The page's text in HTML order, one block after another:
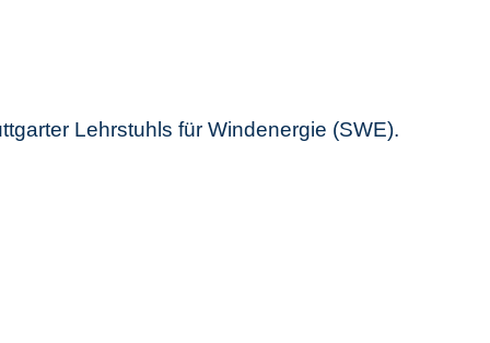
Lehrstuhls für Windenergie (SWE).